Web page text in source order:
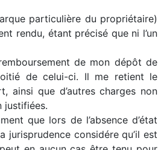
particulière du propriétaire)
rendu, étant précisé que ni l’un
de mon dépôt de
de celui-ci. Il me retient le
ainsi que d’autres charges non
justifiées.
que lors de l’absence d’état
considére qu’il est